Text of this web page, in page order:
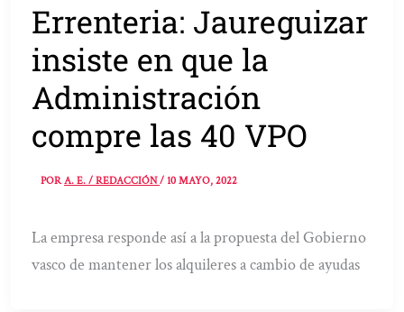
Errenteria: Jaureguizar
insiste en que la
Administración
compre las 40 VPO
PORA. E. / REDACCIÓN/10 MAYO, 2022
La empresa responde así a la propuesta del Gobierno
vasco de mantener los alquileres a cambio de ayudas